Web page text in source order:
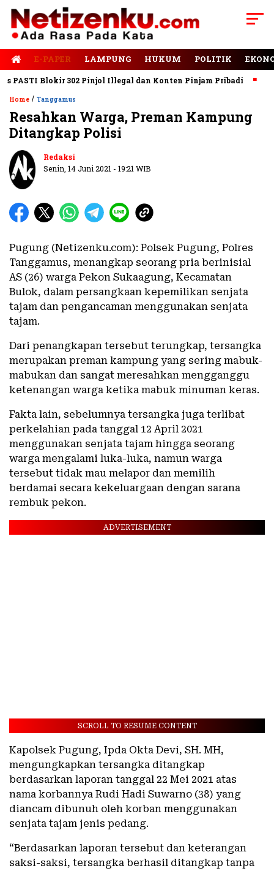
E-PAPER LAMPUNG HUKUM POLITIK
Blokir 302 Pinjol Illegal dan Konten Pinjam Pribadi
Home / Tanggamus
Resahkan Warga, Preman Kampung
Ditangkap Polisi
Redaksi
Senin, 14 Juni 2021 - 19:21 WIB
Pugung (Netizenku.com): Polsek Pugung, Polres
Tanggamus, menangkap seorang pria berinisial
AS (26) warga Pekon Sukaagung, Kecamatan
Bulok, dalam persangkaan kepemilikan senjata
tajam dan pengancaman menggunakan senjata
tajam.
Dari penangkapan tersebut terungkap, tersangka
merupakan preman kampung yang sering mabuk-
mabukan dan sangat meresahkan mengganggu
ketenangan warga ketika mabuk minuman keras.
Fakta lain, sebelumnya tersangka juga terlibat
perkelahian pada tanggal 12 April 2021
menggunakan senjata tajam hingga seorang
warga mengalami luka-luka, namun warga
tersebut tidak mau melapor dan memilih
berdamai secara kekeluargaan dengan sarana
rembuk pekon.
ADVERTISEMENT
SCROLL TO RESUME CONTENT
Kapolsek Pugung, Ipda Okta Devi, SH. MH,
mengungkapkan tersangka ditangkap
berdasarkan laporan tanggal 22 Mei 2021 atas
nama korbannya Rudi Hadi Suwarno (38) yang
diancam dibunuh oleh korban menggunakan
senjata tajam jenis pedang.
“Berdasarkan laporan tersebut dan keterangan
saksi-saksi, tersangka berhasil ditangkap tanpa